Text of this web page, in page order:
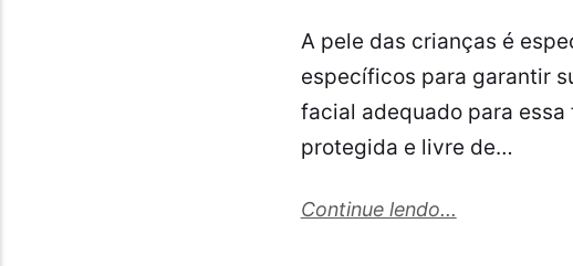
A pele das crianças é
específicos para garantir
facial adequado para
protegida e livre de…
Continue lendo...